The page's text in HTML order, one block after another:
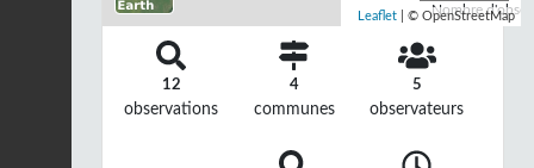
Nombre
Leaflet | © OpenStreetMap
12
observations
4
communes
5
observateurs